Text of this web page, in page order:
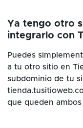
Ya tengo otro
integrarlo con
Puedes
a tu otro sitio en
subdominio de tu
que queden